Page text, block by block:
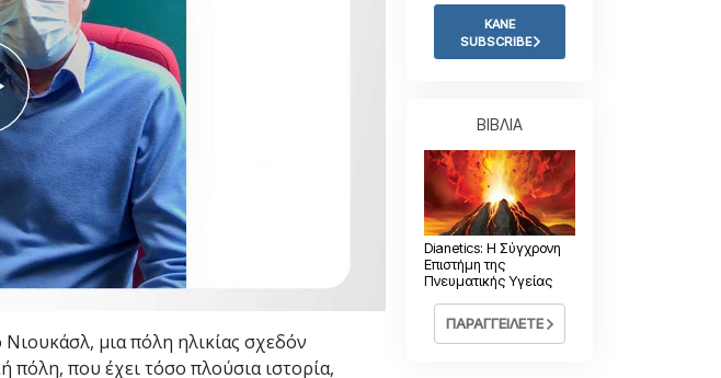
Σαηεντολογίας
Φάρμακα και Ναρκωτικά:
Εργαλεία για τον Χώρο Εργασίας
Ηθική και Καταστάσεις Ηθικής
Η Αιτία της Καταπίεσης
Διερευνήσεις
Τα Βασικά Στοιχεία της Οργάνωσης
μια πόλη ηλικίας σχεδόν
πόλη, που έχει τόσο πλούσια ιστορία,
ΚΑΝΕ
SUBSCRIBE
ΒΙΒΛΙΑ
Dianetics: Η Σύγχρονη
Επιστήμη της
Πνευματικής Υγείας
ΠΑΡΑΓΓΕΙΛΕΤΕ